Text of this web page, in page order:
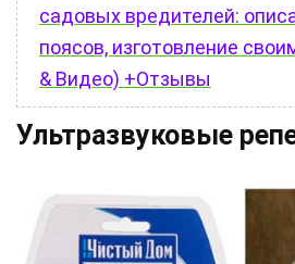
садовых вредителей:
поясов, изготовление
& Видео) +Отзывы
Ультразвуковые